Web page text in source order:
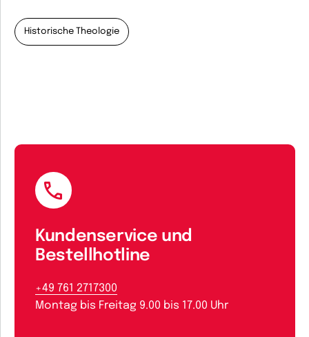
Historische Theologie
Kundenservice und
Bestellhotline
+49 761 2717300
Montag bis Freitag 9.00 bis 17.00 Uhr